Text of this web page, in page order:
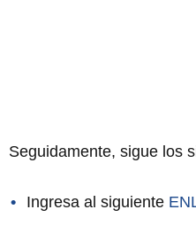
Seguidamente, sigue los
Ingresa al siguiente